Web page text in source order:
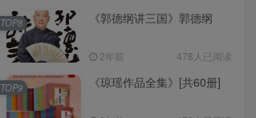
《郭德纲讲三国》郭德纲
2年前 478人已阅读
TOP8
《琼瑶作品全集》[共60册]
TOP9